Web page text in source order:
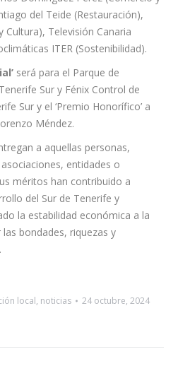
del Teide (Restauración),
Cultura), Televisión Canaria
ITER (Sostenibilidad).
será para el Parque de
Sur y Fénix Control de
Sur y el ‘Premio Honorífico’ a
Méndez.
a aquellas personas,
entidades o
méritos han contribuido a
del Sur de Tenerife y
la estabilidad económica a la
bondades, riquezas y
local, noticias 24 octubre, 2024